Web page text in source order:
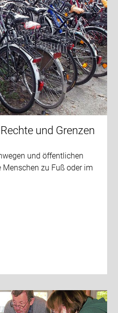
und Grenzen
und öffentlichen
zu Fuß oder im